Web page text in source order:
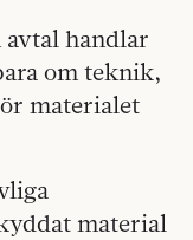
handlar
om teknik,
materialet
material